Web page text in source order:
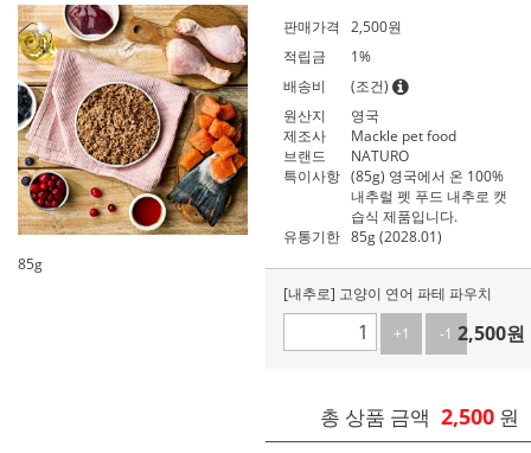
85g
판매가격 2,500원
적립금
1%
배송비
(조건)
원산지
영국
제조사
Mackle pet food
브랜드
NATURO
특이사항 (85g) 영국에서 온 100%
내추럴 펫 푸드 내추로 캣
습식 제품입니다.
유통기한 85g (2028.01)
[내추로] 고양이 연어 파테 파우치
+1
-1 2,500원
총 상품 금액 2,500 원